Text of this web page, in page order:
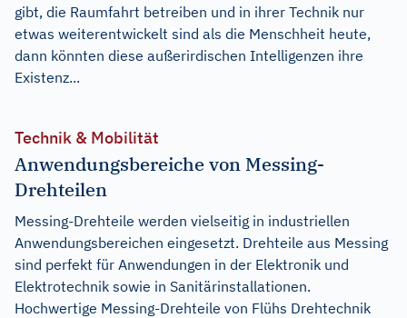
gibt, die Raumfahrt betreiben und in ihrer Technik nur
etwas weiterentwickelt sind als die Menschheit heute,
dann könnten diese außerirdischen Intelligenzen ihre
Existenz...
Technik & Mobilität
Anwendungsbereiche von Messing-
Drehteilen
Messing-Drehteile werden vielseitig in industriellen
Anwendungsbereichen eingesetzt. Drehteile aus Messing
sind perfekt für Anwendungen in der Elektronik und
Elektrotechnik sowie in Sanitärinstallationen.
Hochwertige Messing-Drehteile von Flühs Drehtechnik